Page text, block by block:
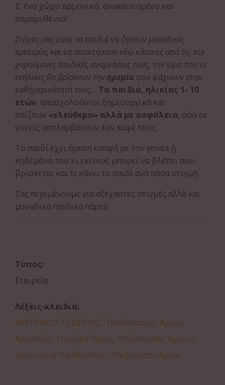
Σ’ ένα χώρο αρμονικό, ανακαινισμένο και
παραμυθένιο!
Στόχος μας είναι τα παιδιά να ζήσουν μοναδικές
εμπειρίες και να αποκτήσουν εδώ κάποιες από τις πιο
χαρούμενες παιδικές αναμνήσεις τους, την ώρα που οι
ενήλικες θα βρίσκουν την ηρεμία που ψάχνουν στην
καθημερινότητά τους… Τα παιδιά, ηλικίας 1- 10
ετών, απασχολούνται δημιουργικά και
παίζουν «ελεύθερα» αλλά με ασφάλεια, όσο οι
γονείς απολαμβάνουν τον καφέ τους.
Το παιδί έχει άμεση επαφή με τον γονέα ή
κηδεμόνα του κι εκείνος μπορεί να βλέπει που
βρίσκεται και τι κάνει το παιδί ανά πάσα στιγμή.
Σας περιμένουμε για αξέχαστες στιγμές αλλά και
μοναδικά παιδικά πάρτι!
Τύπος:
Εταιρεία
Λέξεις-κλειδιά:
ΜΗΤΡΑΚΟΣ ΓΕΩΡΓΙΟΣ, Παιδότοπος, Άργος,
Αργολίδα, Παιδικά Πάρτι, Παιδότοπος Άργους,
Ζουζούνια Παιδότοπος, Παιδότοποι Άργος